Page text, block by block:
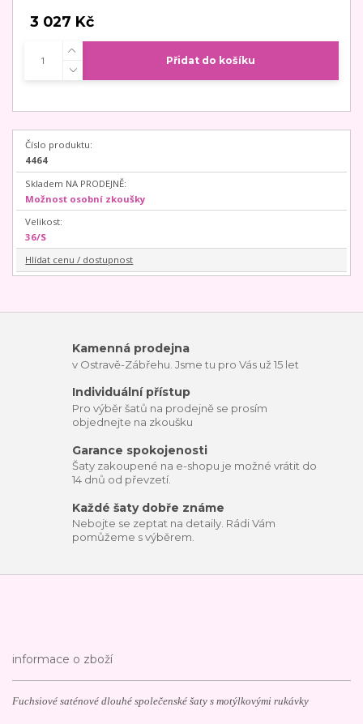
3 027 Kč
Přidat do košíku
Číslo produktu:
4464
Skladem NA PRODEJNĚ:
Možnost osobní zkoušky
Velikost:
36/S
Hlídat cenu / dostupnost
Kamenná prodejna
v Ostravě-Zábřehu. Jsme tu pro Vás už 15 let
Individuální přístup
Pro výběr šatů na prodejně se prosím
objednejte na zkoušku
Garance spokojenosti
Šaty zakoupené na e-shopu je možné vrátit do
14 dnů od převzetí.
Každé šaty dobře známe
Nebojte se zeptat na detaily. Rádi Vám
pomůžeme s výběrem.
informace o zboží
Fuchsiové saténové dlouhé společenské šaty s motýlkovými rukávky